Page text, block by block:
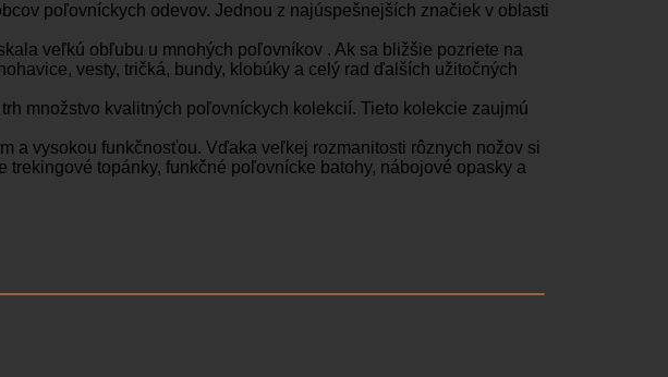
poľovníckych odevov. Jednou z najúspešnejších značiek v oblasti
veľkú obľubu u mnohých poľovníkov . Ak sa bližšie pozriete na
vesty, tričká, bundy, klobúky a celý rad ďalších užitočných
množstvo kvalitných poľovníckych kolekcií. Tieto kolekcie zaujmú
a vysokou funkčnosťou. Vďaka veľkej rozmanitosti rôznych nožov si
topánky, funkčné poľovnícke batohy, nábojové opasky a